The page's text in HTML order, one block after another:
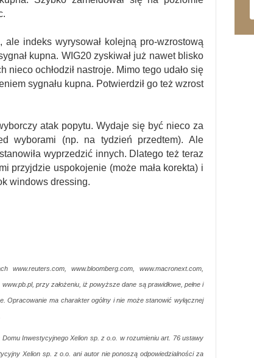
indeks wyrysował kolejną pro-wzrostową
kupna. WIG20 zyskiwał już nawet blisko
ochłodził nastroje. Mimo tego udało się
sygnału kupna. Potwierdził go też wzrost
atak popytu. Wydaje się być nieco za
wyborami (np. na tydzień przedtem). Ale
wyprzedzić innych. Dlatego też teraz
przyjdzie uspokojenie (może mała korekta) i
windows dressing.
www.bloomberg.com, www.macronext.com,
przy założeniu, iż powyższe dane są prawidłowe, pełne i
Opracowanie ma charakter ogólny i nie może stanowić wyłącznej
Inwestycyjnego Xelion sp. z o.o. w rozumieniu art. 76 ustawy
Xelion sp. z o.o. ani autor nie ponoszą odpowiedzialności za